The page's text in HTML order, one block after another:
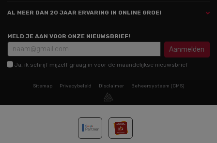
AL MEER DAN 20 JAAR ERVARING IN ONLINE GROEI
MELD JE AAN VOOR ONZE NIEUWSBRIEF!
Aanmelden
Ja, ik schrijf mijzelf graag in voor de maandelijkse nieuwsbrief
Sitemap Privacybeleid Disclaimer Beheersysteem (CMS)